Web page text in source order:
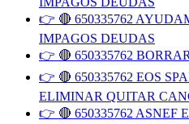
👉 🔴 650335762
IMPAGOS DEUDAS
👉 🔴 650335762
👉 🔴 650335762 EOS
ELIMINAR QUITAR
👉 🔴 650335762 ASNEF